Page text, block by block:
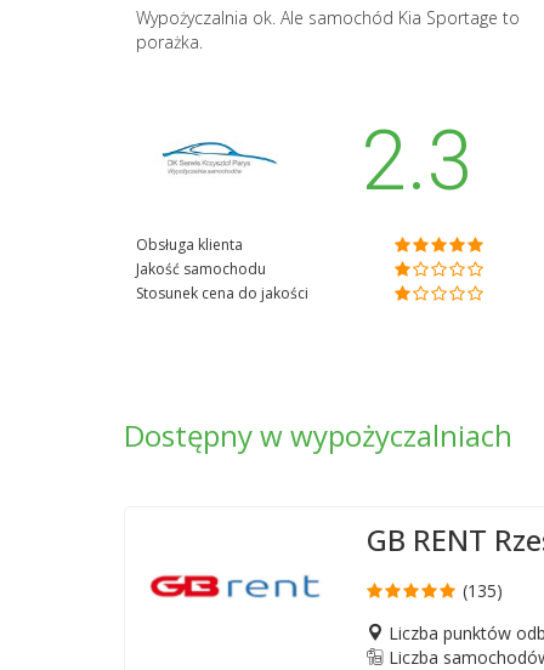
Wypożyczalnia ok. Ale samochód Kia Sportage to
porażka.
2.3
Obsługa klienta
Jakość samochodu
Stosunek cena do jakości
Dostępny w wypożyczalniach
GB RENT
(135)
Liczba punktów
Liczba